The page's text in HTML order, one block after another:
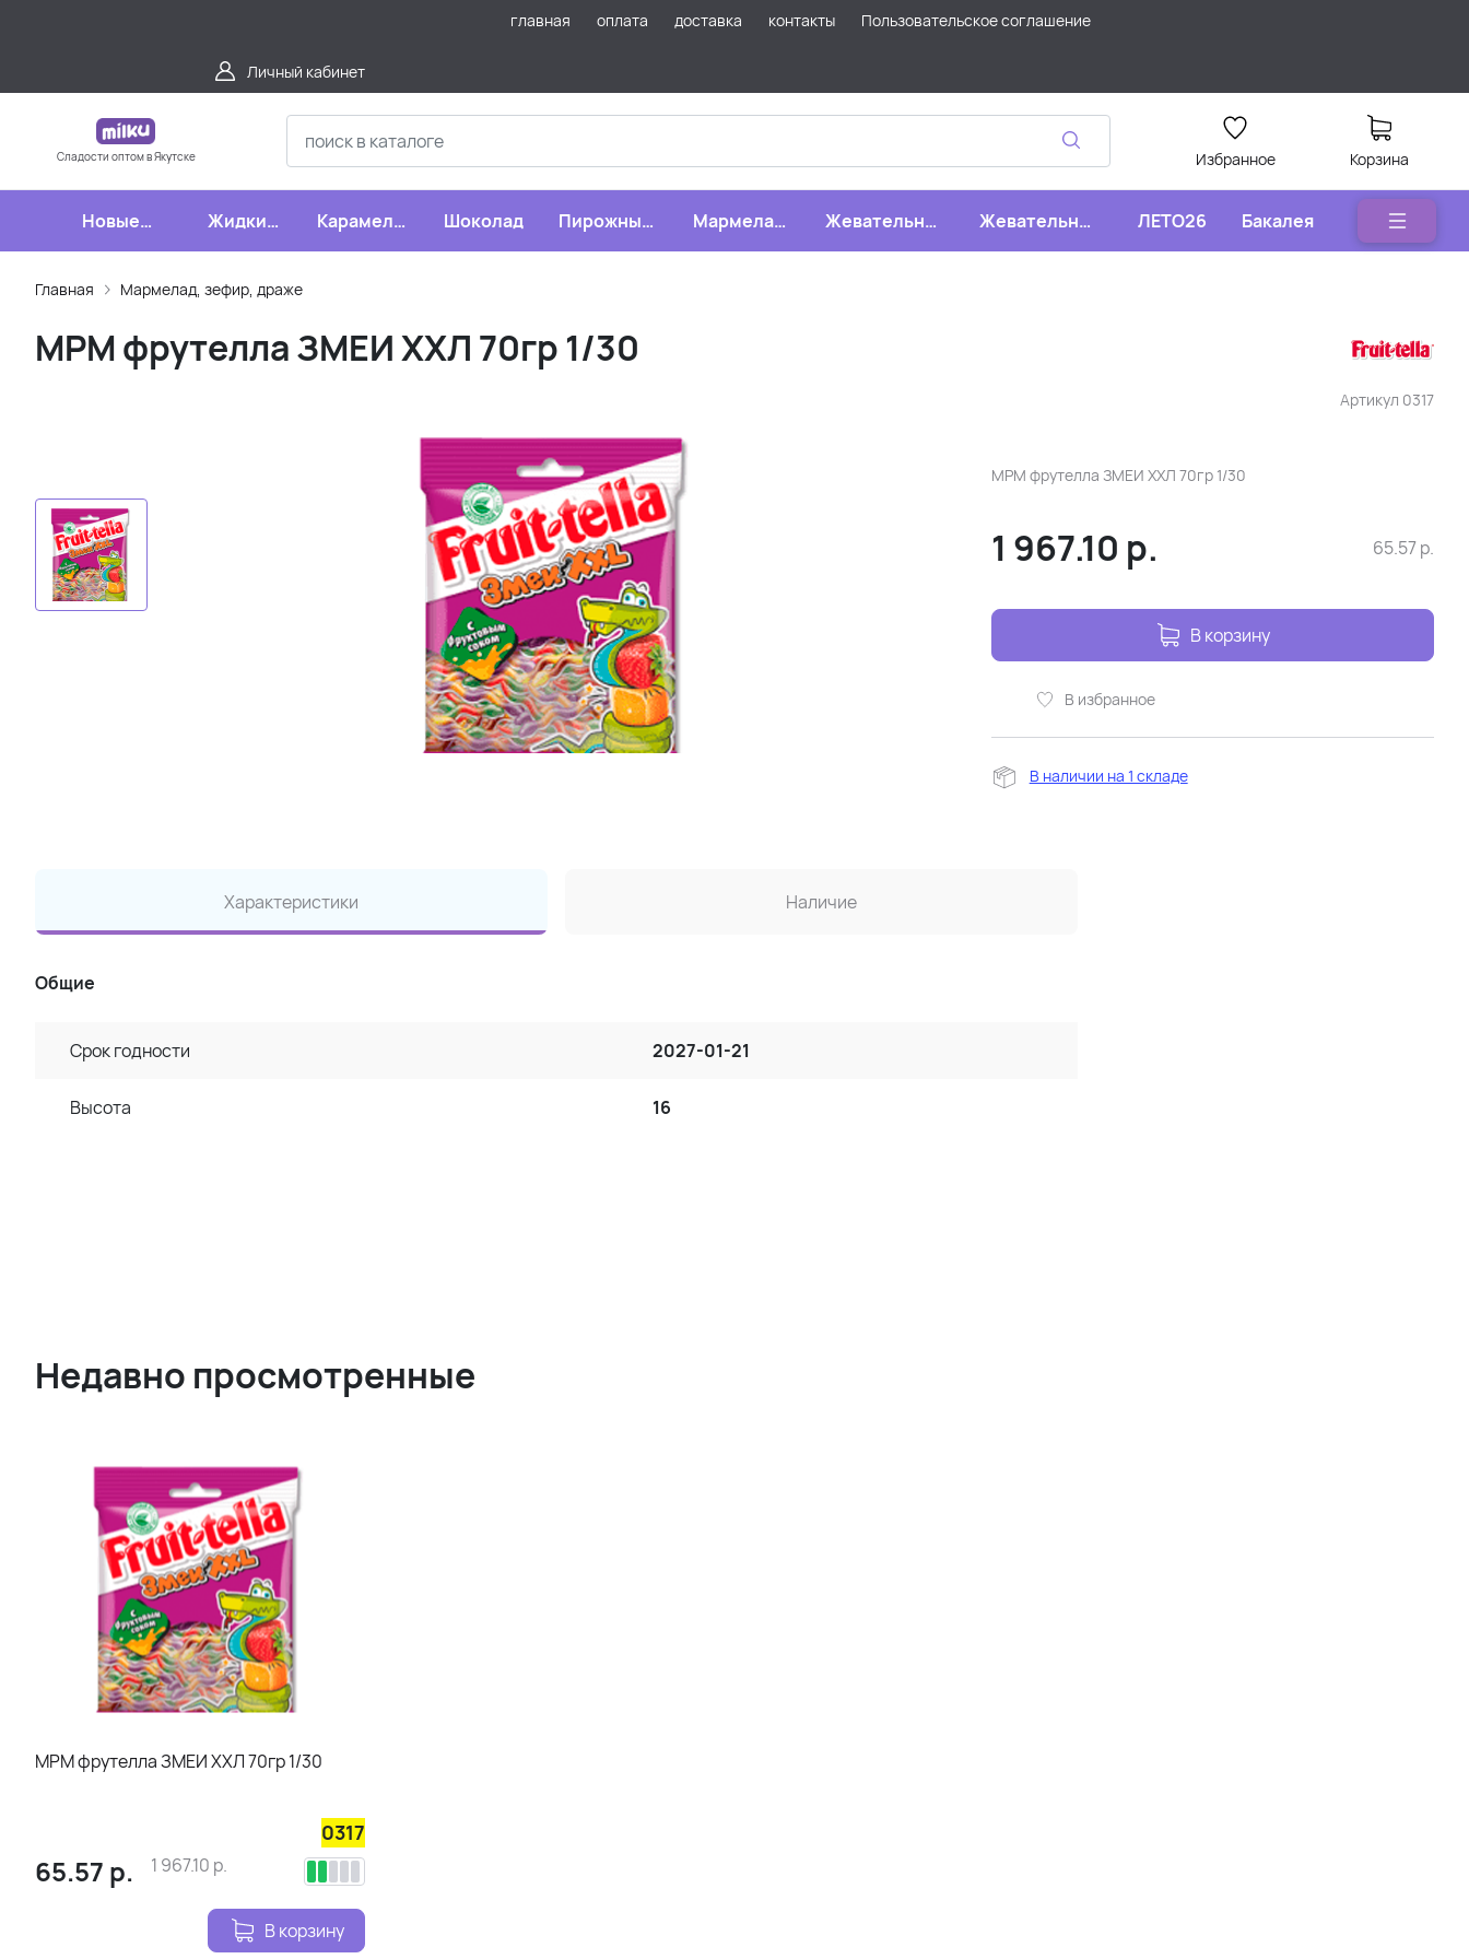
главная оплата доставка контакты Пользовательское соглашение
Личный кабинет
Сладости оптом в Якутске Избранное Корзина
Новые
поступления
Жидкие
конфеты
Карамель,
леденцы,
Шоколад
Пирожные,
бисквиты,
Мармелад,
зефир,
Жевательная
резинка
Жевательные
конфеты
ЛЕТО26 Бакалея
Главная Мармелад, зефир, драже
Артикул 0317
МРМ фрутелла ЗМЕИ ХХЛ 70гр 1/30
МРМ фрутелла ЗМЕИ ХХЛ 70гр 1/30
1 967.10 р. 65.57р.
В корзину
В избранное
В наличии на 1 складе
Характеристики Наличие
Общие
Срок годности 2027-01-21
Высота 16
Недавно просмотренные
МРМ фрутелла ЗМЕИ ХХЛ 70гр 1/30
0317
65.57 р. 1 967.10 р.
В корзину